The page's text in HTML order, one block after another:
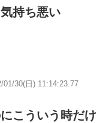
持ち悪い
01/30(日) 11:14:23.77
こういう時だけ